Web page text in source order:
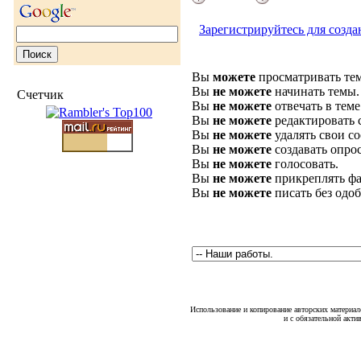
Счетчик
Зарегистрируйтесь для
Вы можете просматривать
Вы не можете начинать темы.
Вы не можете отвечать в
Вы не можете
Вы не можете удалять свои
Вы не можете создавать
Вы не можете голосовать.
Вы не можете прикреплять
Вы не можете писать без
Использование и копирование авторских
и с обязательной